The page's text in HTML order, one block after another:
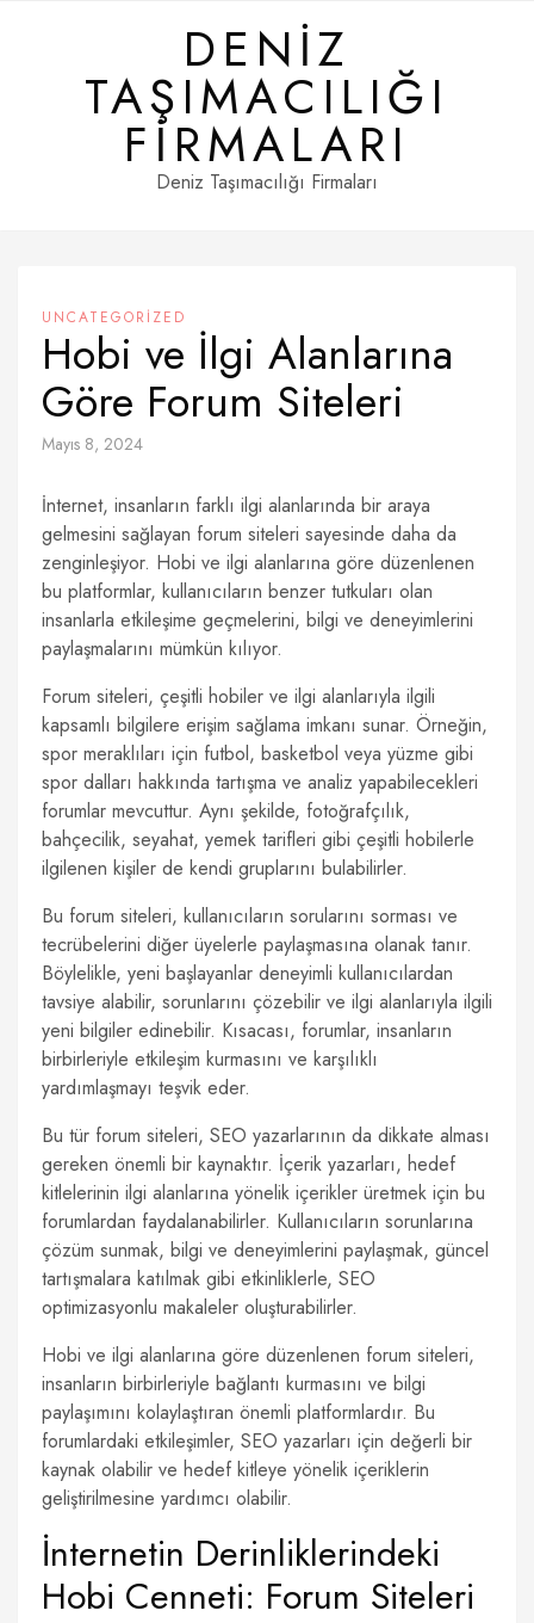
DENIZ
TAŞIMACILIĞI
FIRMALARI
Deniz Taşımacılığı Firmaları
UNCATEGORIZED
Hobi ve İlgi Alanlarına
Göre Forum Siteleri
Mayıs 8, 2024
İnternet, insanların farklı ilgi alanlarında bir araya
gelmesini sağlayan forum siteleri sayesinde daha da
zenginleşiyor. Hobi ve ilgi alanlarına göre düzenlenen
bu platformlar, kullanıcıların benzer tutkuları olan
insanlarla etkileşime geçmelerini, bilgi ve deneyimlerini
paylaşmalarını mümkün kılıyor.
Forum siteleri, çeşitli hobiler ve ilgi alanlarıyla ilgili
kapsamlı bilgilere erişim sağlama imkanı sunar. Örneğin,
spor meraklıları için futbol, basketbol veya yüzme gibi
spor dalları hakkında tartışma ve analiz yapabilecekleri
forumlar mevcuttur. Aynı şekilde, fotoğrafçılık,
bahçecilik, seyahat, yemek tarifleri gibi çeşitli hobilerle
ilgilenen kişiler de kendi gruplarını bulabilirler.
Bu forum siteleri, kullanıcıların sorularını sorması ve
tecrübelerini diğer üyelerle paylaşmasına olanak tanır.
Böylelikle, yeni başlayanlar deneyimli kullanıcılardan
tavsiye alabilir, sorunlarını çözebilir ve ilgi alanlarıyla ilgili
yeni bilgiler edinebilir. Kısacası, forumlar, insanların
birbirleriyle etkileşim kurmasını ve karşılıklı
yardımlaşmayı teşvik eder.
Bu tür forum siteleri, SEO yazarlarının da dikkate alması
gereken önemli bir kaynaktır. İçerik yazarları, hedef
kitlelerinin ilgi alanlarına yönelik içerikler üretmek için bu
forumlardan faydalanabilirler. Kullanıcıların sorunlarına
çözüm sunmak, bilgi ve deneyimlerini paylaşmak, güncel
tartışmalara katılmak gibi etkinliklerle, SEO
optimizasyonlu makaleler oluşturabilirler.
Hobi ve ilgi alanlarına göre düzenlenen forum siteleri,
insanların birbirleriyle bağlantı kurmasını ve bilgi
paylaşımını kolaylaştıran önemli platformlardır. Bu
forumlardaki etkileşimler, SEO yazarları için değerli bir
kaynak olabilir ve hedef kitleye yönelik içeriklerin
geliştirilmesine yardımcı olabilir.
İnternetin Derinliklerindeki
Hobi Cenneti: Forum Siteleri